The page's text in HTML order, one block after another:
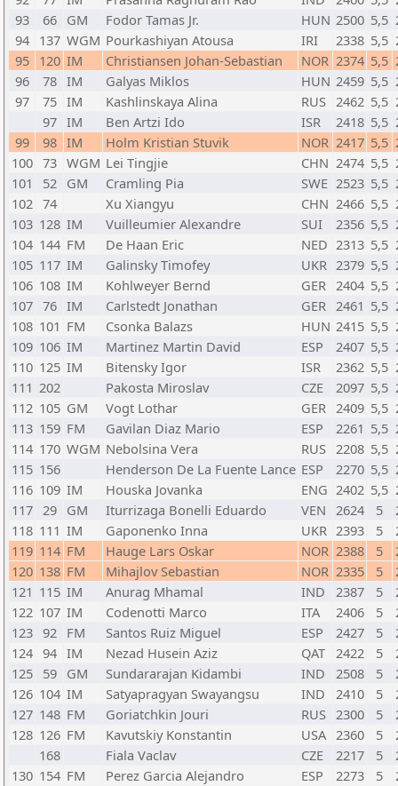
93
66 GM Fodor Tamas Jr. HUN 2500 5,5
94 137 WGM Pourkashiyan Atousa IRI 2338 5,5
95 120 IM Christiansen Johan-Sebastian NOR 2374 5,5
96
78 IM Galyas Miklos HUN 2459 5,5
97
75 IM Kashlinskaya Alina RUS 2462 5,5
97 IM Ben Artzi Ido ISR 2418 5,5
99
98 IM Holm Kristian Stuvik NOR 2417 5,5
100 73 WGM Lei Tingjie CHN 2474 5,5
101
52 GM Cramling Pia SWE 2523 5,5
102 74 Xu Xiangyu CHN 2466 5,5
103 128 IM Vuilleumier Alexandre SUI 2356 5,5
104 144 FM De Haan Eric NED 2313 5,5
105 117 IM Galinsky Timofey UKR 2379 5,5
106 108 IM Kohlweyer Bernd GER 2404 5,5
107 76 IM Carlstedt Jonathan GER 2461 5,5
108 101 FM Csonka Balazs HUN 2415 5,5
109 106 IM Martinez Martin David ESP 2407 5,5
110 125 IM Bitensky Igor ISR 2362 5,5
111 202 Pakosta Miroslav CZE 2097 5,5
112 105 GM Vogt Lothar GER 2409 5,5
113 159 FM Gavilan Diaz Mario ESP 2261 5,5
114 170 WGM Nebolsina Vera RUS 2208 5,5
115 156 Henderson De La Fuente Lance ESP 2270 5,5
116 109 IM Houska Jovanka ENG 2402 5,5
117 29 GM Iturrizaga Bonelli Eduardo VEN 2624 5
118 111 IM Gaponenko Inna UKR 2393 5
119 114 FM Hauge Lars Oskar NOR 2388 5
120 138 FM Mihajlov Sebastian NOR 2335 5
121 115 IM Anurag Mhamal IND 2387 5
122 107 IM Codenotti Marco ITA 2406 5
123 92 FM Santos Ruiz Miguel ESP 2427 5
124 94 IM Nezad Husein Aziz QAT 2422 5
125 59 GM Sundararajan Kidambi IND 2508 5
126 104 IM Satyapragyan Swayangsu IND 2410 5
127 148 FM Goriatchkin Jouri RUS 2300 5
128 126 FM Kavutskiy Konstantin USA 2360 5
168
Fiala Vaclav CZE 2217 5
130 154 FM Perez Garcia Alejandro ESP 2273 5